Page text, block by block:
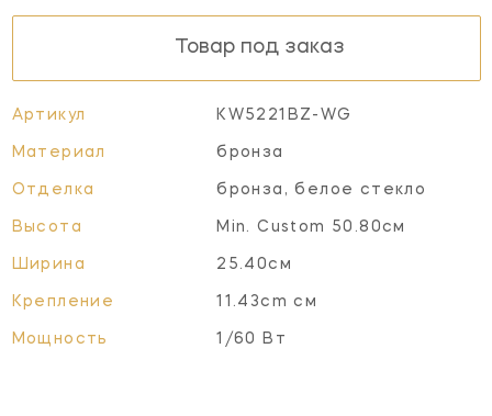
Товар под заказ
Артикул KW5221BZ-WG
Материал бронза
Отделка бронза, белое стекло
Высота Min. Custom 50.80см
Ширина 25.40см
Крепление 11.43cm см
Мощность 1/60 Вт